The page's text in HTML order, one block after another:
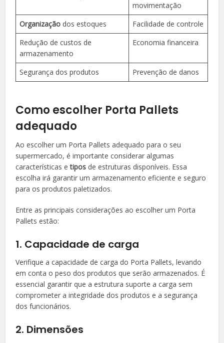
movimentação
Organização dos estoques
Facilidade de controle
Redução de custos de
armazenamento
Economia financeira
Segurança dos produtos Prevenção de danos
Como escolher Porta Pallets
adequado
Ao escolher um Porta Pallets adequado para o seu
supermercado, é importante considerar algumas
características etipos de estruturas disponíveis. Essa
escolha irá garantir um armazenamento eficiente e seguro
para os produtos paletizados.
Entre as principais considerações ao escolher um Porta
Pallets estão:
1. Capacidade de carga
Verifique a capacidade de carga do Porta Pallets, levando
em conta o peso dos produtos que serão armazenados. É
essencial garantir que a estrutura suporte a carga sem
comprometer a integridade dos produtos e a segurança
dos funcionários.
2. Dimensões